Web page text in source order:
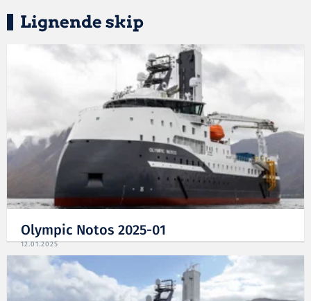
Lignende skip
Olympic Notos 2025-01
12.01.2025